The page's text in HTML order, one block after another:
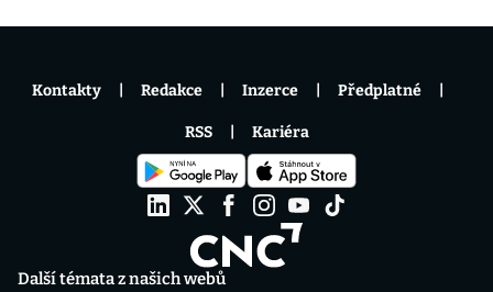
Další témata z našich webů
Kontakty Redakce Inzerce Předplatné
RSS Kariéra